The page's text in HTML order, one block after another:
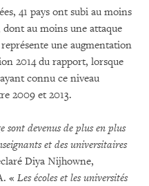
41 pays ont subi au moins
au moins une attaque
une augmentation
2014 du rapport, lorsque
connu ce niveau
2009 et 2013.
sont devenus de plus en plus
et des universitaires
Diya Nijhowne,
« Les écoles et les universités